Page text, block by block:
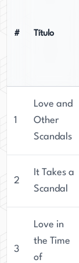
# Título
1
Love and
Other
Scandals
2
It Takes a
Scandal
3
Love in
the Time
of